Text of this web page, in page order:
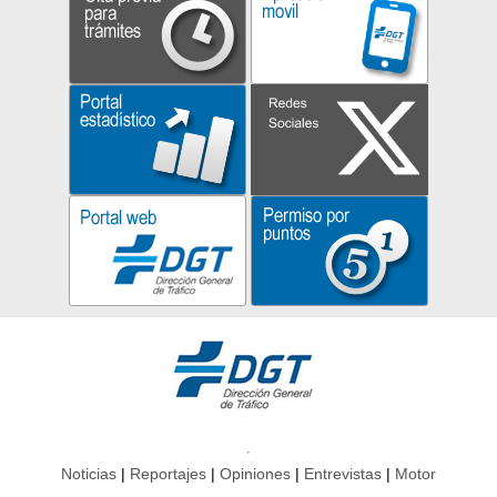
Noticias Reportajes Opiniones Entrevistas Motor